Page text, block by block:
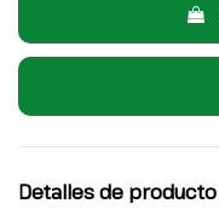
Detalles de producto